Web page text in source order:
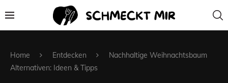
Home Entdecken
Nachhaltige Weihnachtsbaum
Alternativen: Ideen & Tipps